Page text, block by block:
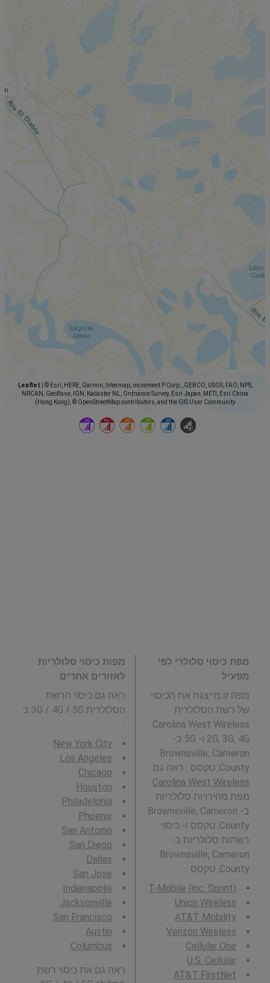
Leaflet
© Esri, HERE, Garmin, Intermap, increment P Corp., GEBCO, USGS, FAO, NPS,
NRCAN, GeoBase, IGN, Kadaster NL, Ordnance Survey, Esri Japan, METI, Esri China
(Hong Kong), © OpenStreetMap contributors, and the GIS User Community
מפת כיסוי סלולרי לפי
מפעיל
מפה זו מייצגת את הכיסוי
של רשת הסלולרית
Carolina West Wireless
2G, 3G, 4G ו- 5G ב-
Brownsville, Cameron
County, טקסס . ראה גם:
Carolina West Wireless
מפת מהירויות סלולריות
ב- Brownsville, Cameron
County, טקסס ו- כיסוי
רשתות סלולריות ב-
Brownsville, Cameron
County, טקסס .
T-Mobile (inc. Sprint)
Union Wireless
AT&T Mobility
Verizon Wireless
Cellular One
U.S. Cellular
AT&T FirstNet
מפות כיסוי סלולריות
לאזורים אחרים
ראה גם כיסוי הרשת
הסלולרית 3G / 4G / 5G ב
:
New York City
Los Angeles
Chicago
Houston
Philadelphia
Phoenix
San Antonio
San Diego
Dallas
San Jose
Indianapolis
Jacksonville
San Francisco
Austin
Columbus
ראה גם את כיסוי רשת